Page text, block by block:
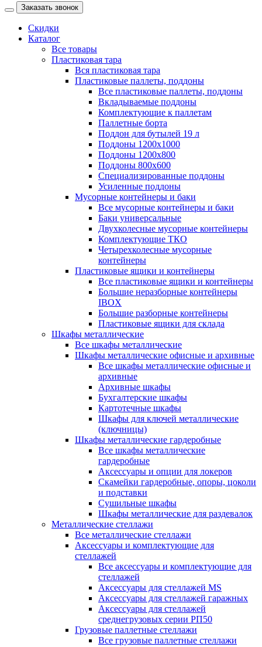
Заказать звонок
Скидки
Каталог
Все товары
Пластиковая тара
Вся пластиковая тара
Пластиковые паллеты, поддоны
Все пластиковые паллеты, поддоны
Вкладываемые поддоны
Комплектующие к паллетам
Паллетные борта
Поддон для бутылей 19 л
Поддоны 1200х1000
Поддоны 1200х800
Поддоны 800х600
Специализированные поддоны
Усиленные поддоны
Мусорные контейнеры и баки
Все мусорные контейнеры и баки
Баки универсальные
Двухколесные мусорные контейнеры
Комплектующие ТКО
Четырехколесные мусорные
контейнеры
Пластиковые ящики и контейнеры
Все пластиковые ящики и контейнеры
Большие неразборные контейнеры
IBOX
Большие разборные контейнеры
Пластиковые ящики для склада
Шкафы металлические
Все шкафы металлические
Шкафы металлические офисные и архивные
Все шкафы металлические офисные и
архивные
Архивные шкафы
Бухгалтерские шкафы
Картотечные шкафы
Шкафы для ключей металлические
(ключницы)
Шкафы металлические гардеробные
Все шкафы металлические
гардеробные
Аксессуары и опции для локеров
Скамейки гардеробные, опоры, цоколи
и подставки
Сушильные шкафы
Шкафы металлические для раздевалок
Металлические стеллажи
Все металлические стеллажи
Аксессуары и комплектующие для
стеллажей
Все аксессуары и комплектующие для
стеллажей
Аксессуары для стеллажей MS
Аксессуары для стеллажей гаражных
Аксессуары для стеллажей
среднегрузовых серии РП50
Грузовые паллетные стеллажи
Все грузовые паллетные стеллажи